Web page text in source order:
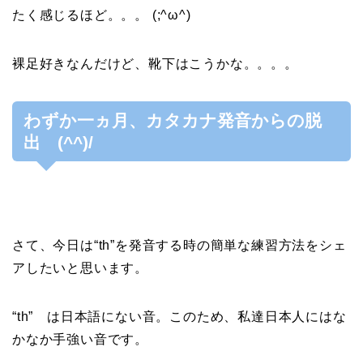
たく感じるほど。。。 (;^ω^)
裸足好きなんだけど、靴下はこうかな。。。。
わずか一ヵ月、カタカナ発音からの脱
出 (^^)/
さて、今日は“th”を発音する時の簡単な練習方法をシェ
アしたいと思います。
“th” は日本語にない音。このため、私達日本人にはな
かなか手強い音です。